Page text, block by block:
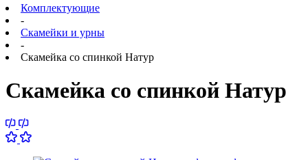
Комплектующие
-
Скамейки и урны
-
Скамейка со спинкой Натур
Скамейка со спинкой Натур